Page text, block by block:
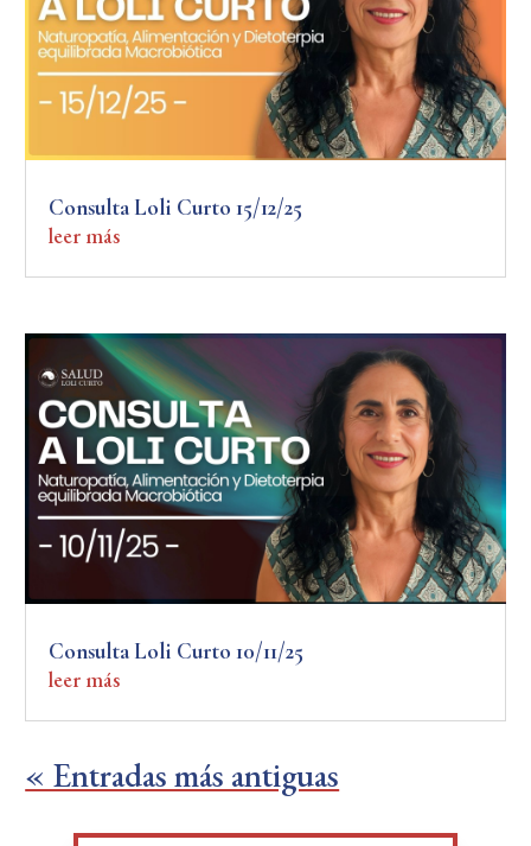
Consulta Loli Curto 15/12/25
leer más
Consulta Loli Curto 10/11/25
leer más
« Entradas más antiguas